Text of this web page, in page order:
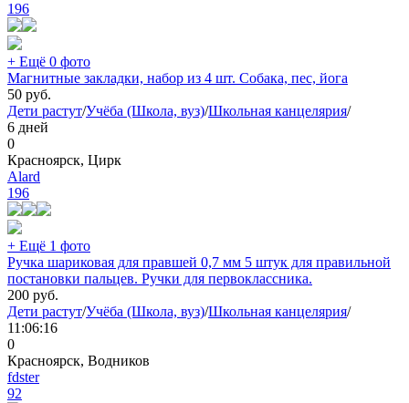
196
+ Ещё 0 фото
Магнитные закладки, набор из 4 шт. Собака, пес, йога
50 руб.
Дети растут/Учёба (Школа, вуз)/Школьная канцелярия/
6 дней
0
Красноярск, Цирк
Alard
196
+ Ещё 1 фото
Ручка шариковая для правшей 0,7 мм 5 штук для правильной
постановки пальцев. Ручки для первоклассника.
200 руб.
Дети растут/Учёба (Школа, вуз)/Школьная канцелярия/
11:06:16
0
Красноярск, Водников
fdster
92